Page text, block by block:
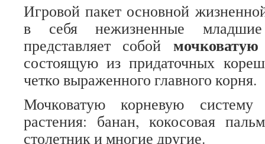
Игровой пакет основной
в себя нежизненные
представляет собой мочковатую
состоящую из придаточных
четко выраженного главного корня.
Мочковатую корневую
растения: банан, кокосовая
столетник и многие другие.